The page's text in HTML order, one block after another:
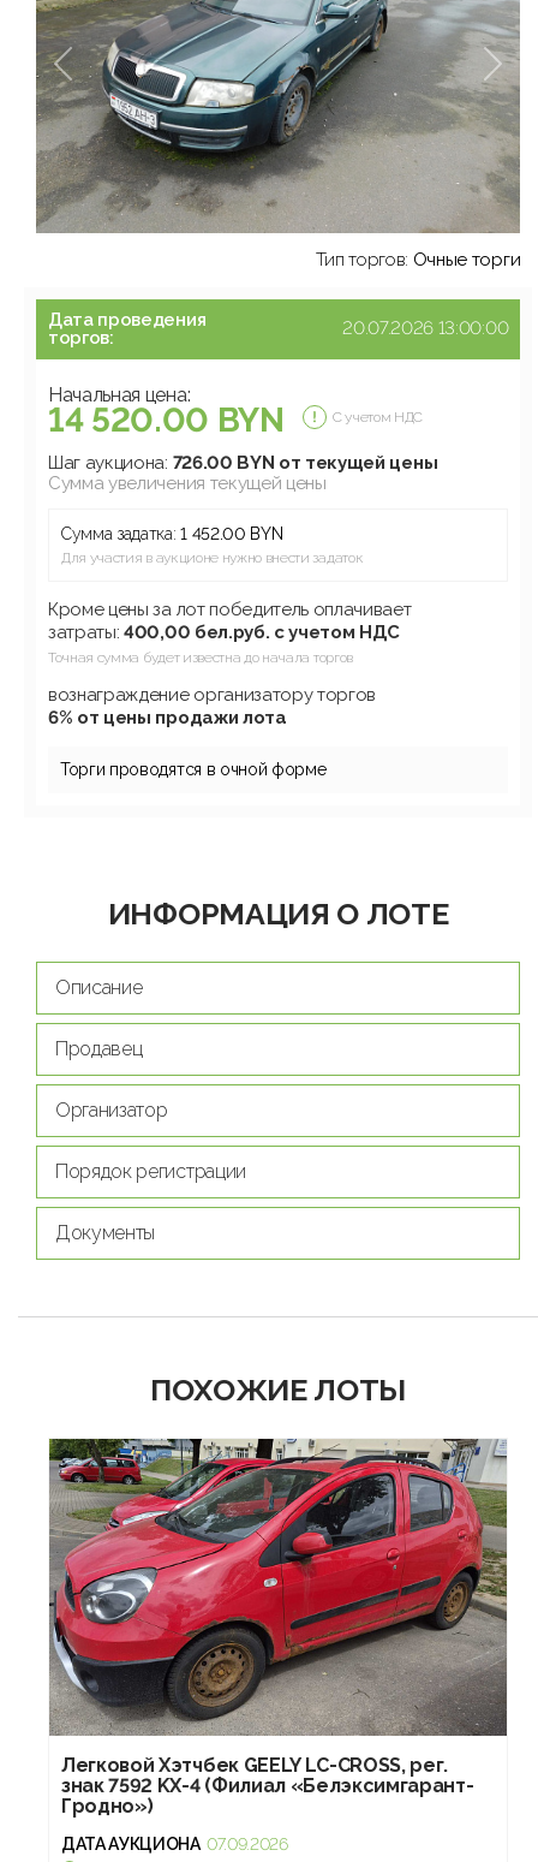
Тип торгов: Очные торги
Дата проведения
торгов:
20.07.2026 13:00:00
Начальная цена:
14 520.00 BYN С учетом НДС
Шаг аукциона: 726.00 BYN от текущей цены
Сумма увеличения текущей цены
Сумма задатка:1 452.00 BYN
Для участия в аукционе нужно внести задаток
Кроме цены за лот победитель оплачивает
затраты:400,00 бел.руб. с учетом НДС
Точная сумма будет известна до начала торгов
вознаграждение организатору торгов
6% от цены продажи лота
Торги проводятся в очной форме
ИНФОРМАЦИЯ О ЛОТЕ
Описание
Продавец
Организатор
Порядок регистрации
Документы
ПОХОЖИЕ ЛОТЫ
Легковой Хэтчбек GEELY LC-CROSS, рег.
знак 7592 KX-4 (Филиал «Белэксимгарант-
Гродно»)
ДАТА АУКЦИОНА 07.09.2026